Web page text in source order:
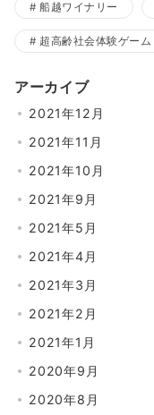
船越ワイナリー
超高齢社会体験ゲーム
アーカイブ
2021年12月
2021年11月
2021年10月
2021年9月
2021年5月
2021年4月
2021年3月
2021年2月
2021年1月
2020年9月
2020年8月